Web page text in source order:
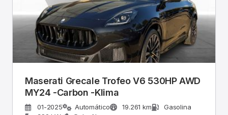
Maserati Grecale Trofeo V6 530HP AWD
MY24 -Carbon -Klima
01-2025 Automático 19.261 km
Gasolina